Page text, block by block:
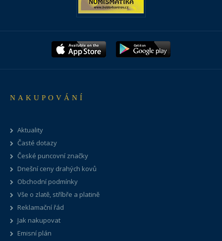
NAKUPOVÁNÍ
Aktuality
Časté dotazy
České puncovní značky
Dnešní ceny drahých kovů
Obchodní podmínky
Vše o zlatě, stříbře a platině
Reklamační řád
Jak nakupovat
Emisní plán